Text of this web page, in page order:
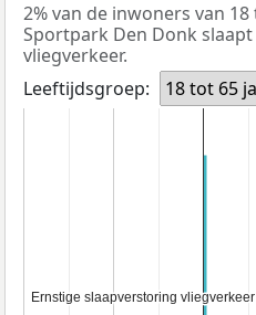
2% van de inwoners van
Sportpark Den Donk
vliegverkeer.
Leeftijdsgroep:
18 tot 65
Ernstige slaapverstoring vliegverkeer
Ernstige slaapverstoring vliegverkeer